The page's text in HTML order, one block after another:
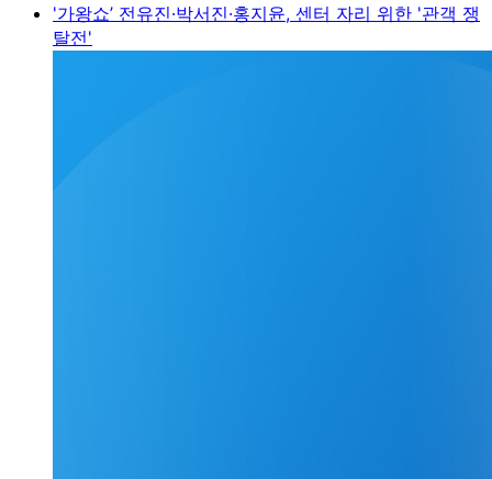
'가왕쇼’ 전유진·박서진·홍지윤, 센터 자리 위한 '관객 쟁
탈전'